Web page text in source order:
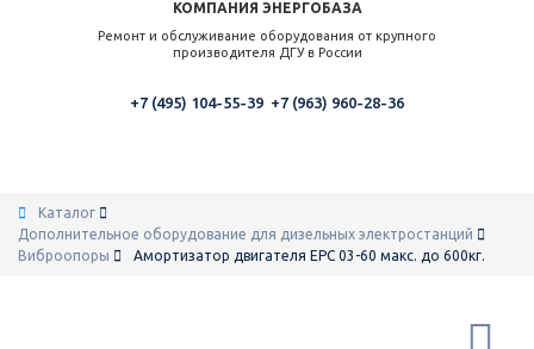
КОМПАНИЯ ЭНЕРГОБАЗА
Ремонт и обслуживание оборудования от крупного
производителя ДГУ в России
+7 (495) 104-55-39 +7 (963) 960-28-36
Каталог
Дополнительное оборудование для дизельных электростанций
Виброопоры
Амортизатор двигателя ЕРС 03-60 макс. до 600кг.